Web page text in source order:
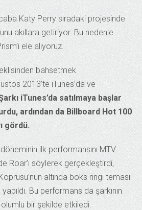
Katy Perry sıradaki projesinde
akıllara getiriyor. Bu nedenle
ele alıyoruz.
bahsetmek
2013’te iTunes’da ve
iTunes’da satılmaya başlar
ardından da Billboard Hot 100
gördü.
ilk performansını MTV
Roar’ı söylerek gerçekleştirdi,
altında boks ringi teması
Bu performans da şarkının
olumlu bir şekilde etkiledi.